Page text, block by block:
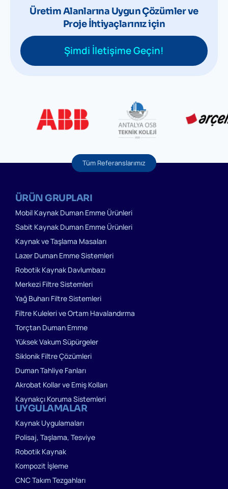
Üretim Alanlarına Uygun Çözümler ve
Proje İhtiyaçlarınız için
Şimdi İletişime Geçin!
Tüm Referanslarımız
ÜRÜN GRUPLARI
Mobil Kaynak Duman Emme Ürünleri
Sabit Kaynak Duman Emme Ürünleri
Kaynak ve Taşlama Masaları
Lazer Duman Emme Sistemleri
Robotik Kaynak Davlumbazı
Merkezi Filtre Sistemleri
Yağ Buharı Filtre Sistemleri
Filtre Kuleleri ve Ortam Havalandırma
Torçtan Duman Emme
Yüksek Vakum Süpürgeler
Siklonik Filtre Çözümleri
Duman Tahliye Fanları
Akrobat Kollar ve Emiş Kolları
Kaynakçı Koruma Sistemleri
UYGULAMALAR
Kaynak Uygulamaları
Polisaj, Taşlama, Tesviye
Robotik Kaynak
Kompozit İşleme
CNC Takım Tezgahları